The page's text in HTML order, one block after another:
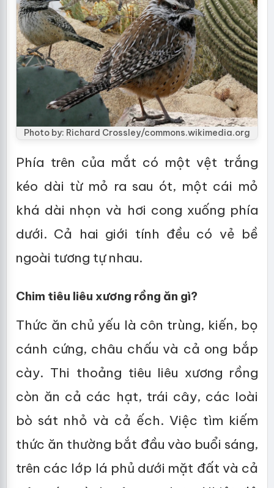
Photo by: Richard Crossley/commons.wikimedia.org
Phía trên của mắt có một vệt trắng
kéo dài từ mỏ ra sau ót, một cái mỏ
khá dài nhọn và hơi cong xuống phía
dưới. Cả hai giới tính đều có vẻ bề
ngoài tương tự nhau.
Chim tiêu liêu xương rồng ăn gì?
Thức ăn chủ yếu là côn trùng, kiến, bọ
cánh cứng, châu chấu và cả ong bắp
cày. Thi thoảng tiêu liêu xương rồng
còn ăn cả các hạt, trái cây, các loài
bò sát nhỏ và cả ếch. Việc tìm kiếm
thức ăn thường bắt đầu vào buổi sáng,
trên các lớp lá phủ dưới mặt đất và cả